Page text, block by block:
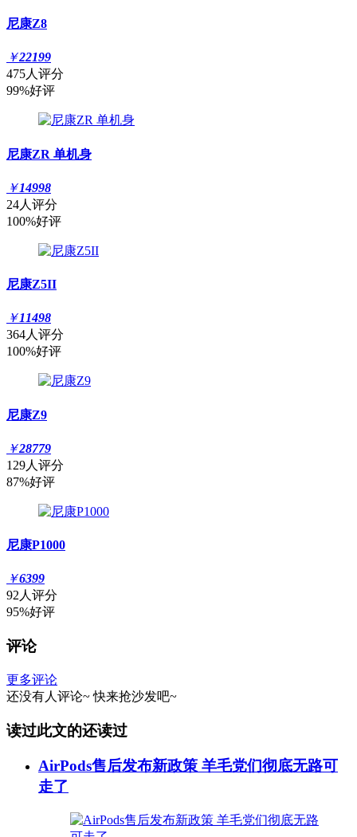
尼康Z8
￥22199
475人评分
99%好评
尼康ZR 单机身
￥14998
24人评分
100%好评
尼康Z5II
￥11498
364人评分
100%好评
尼康Z9
￥28779
129人评分
87%好评
尼康P1000
￥6399
92人评分
95%好评
评论
更多评论
还没有人评论~ 快来抢沙发吧~
读过此文的还读过
AirPods售后发布新政策 羊毛党们彻底无路可
走了